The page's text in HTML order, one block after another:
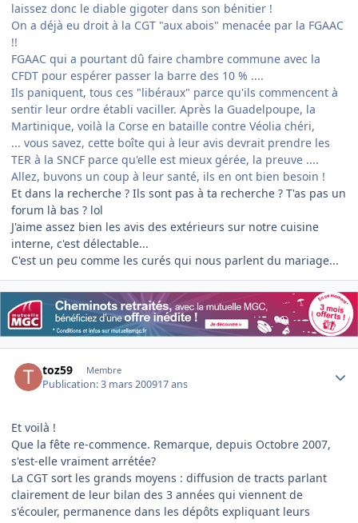
laissez donc le diable gigoter dans son bénitier !
On a déjà eu droit à la CGT "aux abois" menacée par la FGAAC
!!
FGAAC qui a pourtant dû faire chambre commune avec la
CFDT pour espérer passer la barre des 10 % ....
Ils paniquent, tous ces "libéraux" parce qu'ils commencent à
sentir leur ordre établi vaciller. Après la Guadelpoupe, la
Martinique, voilà la Corse en bataille contre Véolia chéri,
... vous savez, cette boîte qui à leur avis devrait prendre les
TER à la SNCF parce qu'elle est mieux gérée, la preuve ....
Allez, buvons un coup à leur santé, ils en ont bien besoin !
Et dans la recherche ? Ils sont pas à ta recherche ? T'as pas un
forum là bas ? lol
J'aime assez bien les avis des extérieurs sur notre cuisine
interne, c'est délectable...
C'est un peu comme les curés qui nous parlent du mariage...
toz59 Membre
Publication:3 mars 200917 ans
Et voilà !
Que la fête re-commence. Remarque, depuis Octobre 2007,
s'est-elle vraiment arrétée?
La CGT sort les grands moyens : diffusion de tracts parlant
clairement de leur bilan des 3 années qui viennent de
s'écouler, permanence dans les dépôts expliquant leurs